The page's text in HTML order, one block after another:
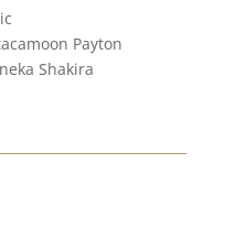
Payton
Shakira